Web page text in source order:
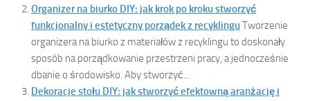
Organizer na biurko DIY: jak krok po kroku stworzyć
funkcjonalny i estetyczny porządek z recyklinguTworzenie
organizera na biurko z materiałów z recyklingu to doskonały
sposób na porządkowanie przestrzeni pracy, a jednocześnie
dbanie o środowisko. Aby stworzyć...
Dekoracje stołu DIY: jak stworzyć efektowną aranżację i